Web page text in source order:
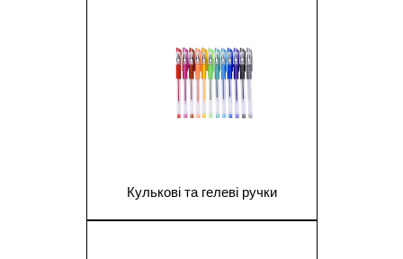
Кулькові та гелеві ручки